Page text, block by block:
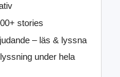
stories
– läs & lyssna
under hela